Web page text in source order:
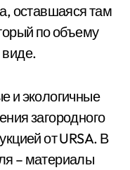
оставшаяся там
по объему
и экологичные
загородного
от URSA. В
– материалы